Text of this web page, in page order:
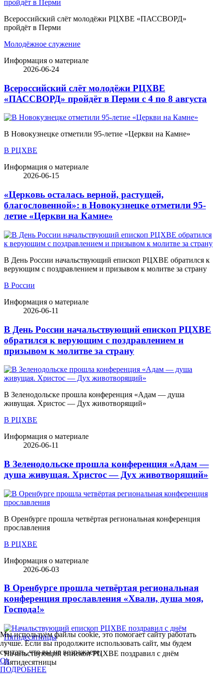
Всероссийский слёт молодёжи РЦХВЕ «ПАССВОРД»
пройдёт в Перми
Молодёжное служение
Информация о материале
2026-06-24
Всероссийский слёт молодёжи РЦХВЕ
«ПАССВОРД» пройдёт в Перми с 4 по 8 августа
В Новокузнецке отметили 95-летие «Церкви на Камне»
В РЦХВЕ
Информация о материале
2026-06-15
«Церковь осталась верной, растущей,
благословенной»: в Новокузнецке отметили 95-
летие «Церкви на Камне»
В День России начальствующий епископ РЦХВЕ обратился к
верующим с поздравлением и призывом к молитве за страну
В России
Информация о материале
2026-06-11
В День России начальствующий епископ РЦХВЕ
обратился к верующим с поздравлением и
призывом к молитве за страну
В Зеленодольске прошла конференция «Адам — душа
живущая. Христос — Дух животворящий»
В РЦХВЕ
Информация о материале
2026-06-11
В Зеленодольске прошла конференция «Адам —
душа живущая. Христос — Дух животворящий»
В Оренбурге прошла четвёртая региональная конференция
прославления
В РЦХВЕ
Информация о материале
2026-06-03
В Оренбурге прошла четвёртая региональная
конференция прославления «Хвали, душа моя,
Господа!»
Начальствующий епископ РЦХВЕ поздравил с днём
Пятидесятницы
Мы используем файлы cookie, это помогает сайту работать
лучше. Если вы продолжите использовать сайт, мы будем
считать, что вы не возражаете.
Ok
ПОДРОБНЕЕ